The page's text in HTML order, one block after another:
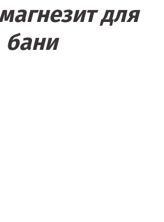
для
бани